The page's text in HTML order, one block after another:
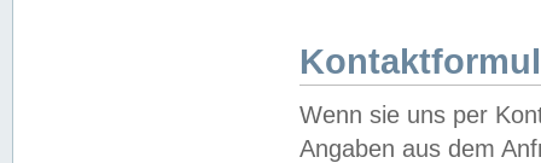
Wenn sie uns per
Angaben aus dem